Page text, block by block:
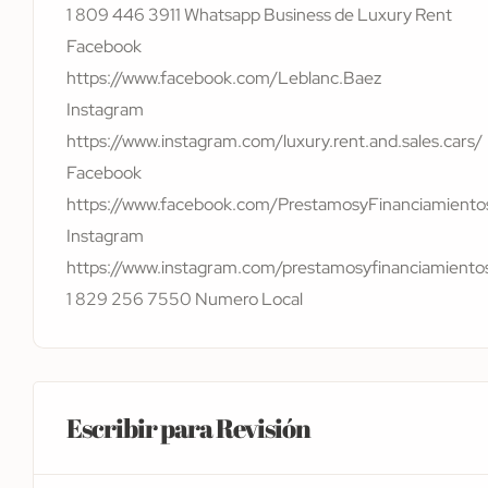
1 809 446 3911 Whatsapp Business de Luxury Rent
Facebook
https://www.facebook.com/Leblanc.Baez
Instagram
https://www.instagram.com/luxury.rent.and.sales.cars/
Facebook
https://www.facebook.com/
Instagram
https://www.instagram.com/
1 829 256 7550 Numero Local
Escribir para Revisión